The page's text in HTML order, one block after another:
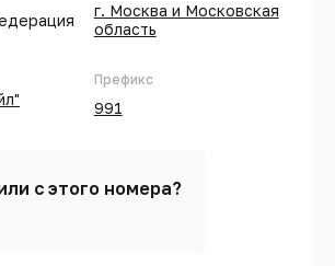
г. Москва и Московская
область
Префикс
991
с этого номера?